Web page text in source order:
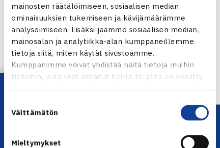
mainosten räätälöimiseen, sosiaalisen median
ominaisuuksien tukemiseen ja kävijämäärämme
analysoimiseen. Lisäksi jaamme sosiaalisen median,
mainosalan ja analytiikka-alan kumppaneillemme
tietoja siitä, miten käytät sivustoamme.
Kumppanimme voivat yhdistää näitä tietoja muihin
tietoihin, joita olet antanut heille tai joita on kerätty,
kun olet käyttänyt heidän palvelujaan.
valinta
Välttämätön
Mieltymykset
Jaa:
← Edellinen
Lataa OmaTennis!